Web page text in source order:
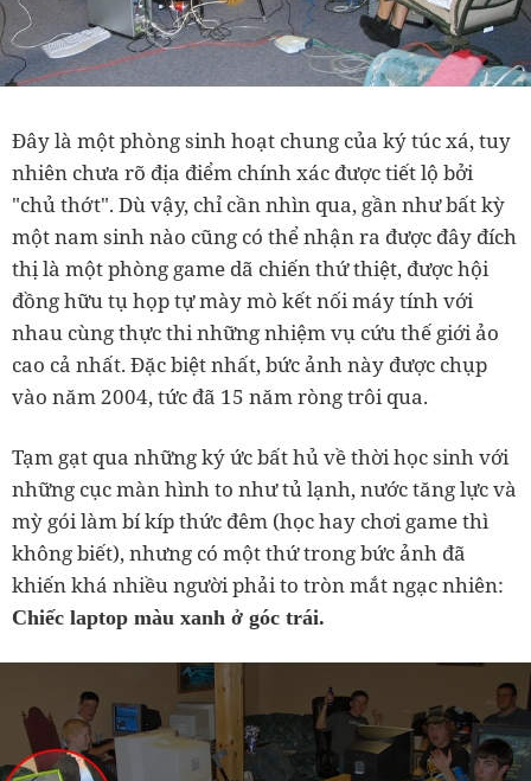
Đây là một phòng sinh hoạt chung của ký túc xá, tuy
nhiên chưa rõ địa điểm chính xác được tiết lộ bởi
"chủ thớt". Dù vậy, chỉ cần nhìn qua, gần như bất kỳ
một nam sinh nào cũng có thể nhận ra được đây đích
thị là một phòng game dã chiến thứ thiệt, được hội
đồng hữu tụ họp tự mày mò kết nối máy tính với
nhau cùng thực thi những nhiệm vụ cứu thế giới ảo
cao cả nhất. Đặc biệt nhất, bức ảnh này được chụp
vào năm 2004, tức đã 15 năm ròng trôi qua.
Tạm gạt qua những ký ức bất hủ về thời học sinh với
những cục màn hình to như tủ lạnh, nước tăng lực và
mỳ gói làm bí kíp thức đêm (học hay chơi game thì
không biết), nhưng có một thứ trong bức ảnh đã
khiến khá nhiều người phải to tròn mắt ngạc nhiên:
Chiếc laptop màu xanh ở góc trái.